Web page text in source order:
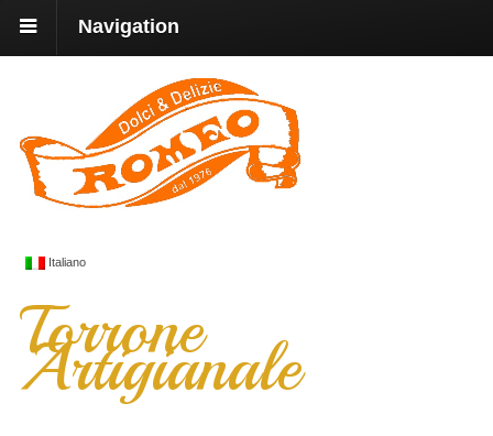
Navigation
Italiano
Torrone
Artigianale